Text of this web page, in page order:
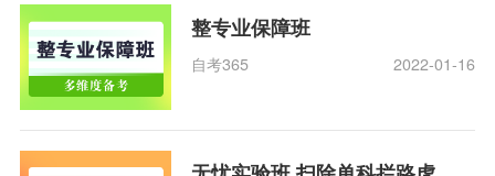
整专业保障班
自考365 2022-01-16